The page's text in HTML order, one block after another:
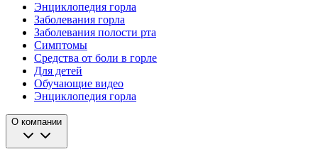
Энциклопедия горла
Заболевания горла
Заболевания полости рта
Симптомы
Средства от боли в горле
Для детей
Обучающие видео
Энциклопедия горла
О компании